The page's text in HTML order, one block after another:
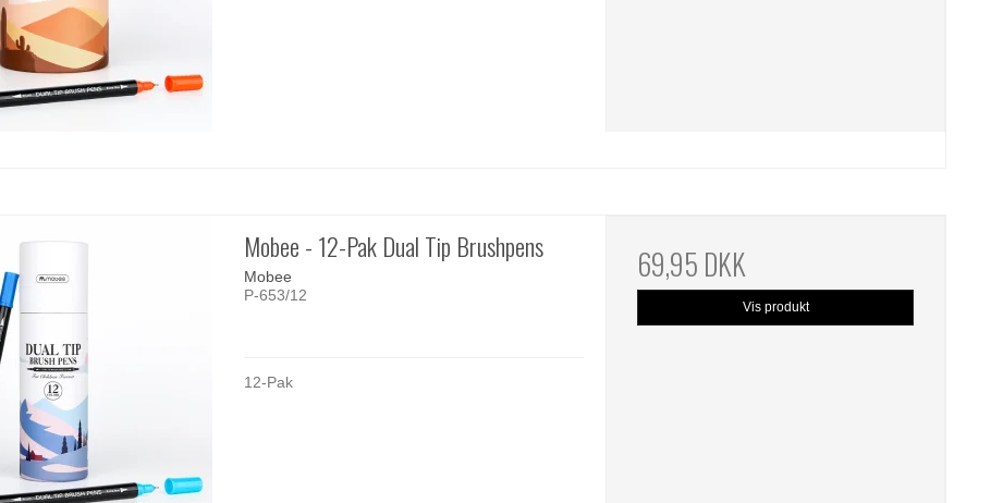
Mobee - 12-Pak Dual Tip Brushpens
Mobee
P-653/12
12-Pak
69,95 DKK
Vis produkt